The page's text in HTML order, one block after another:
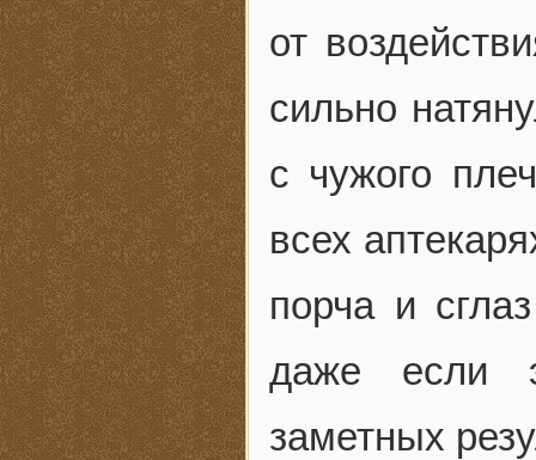
от
сильно
с чужого
всех
порча и
даже если
заметных